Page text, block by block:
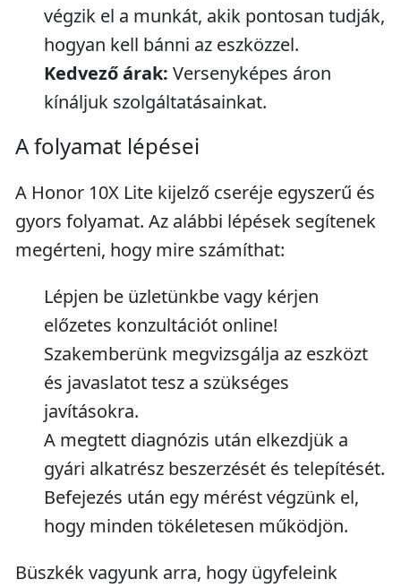
végzik el a munkát, akik pontosan tudják,
hogyan kell bánni az eszközzel.
Kedvező árak: Versenyképes áron
kínáljuk szolgáltatásainkat.
A folyamat lépései
A Honor 10X Lite kijelző cseréje egyszerű és
gyors folyamat. Az alábbi lépések segítenek
megérteni, hogy mire számíthat:
Lépjen be üzletünkbe vagy kérjen
előzetes konzultációt online!
Szakemberünk megvizsgálja az eszközt
és javaslatot tesz a szükséges
javításokra.
A megtett diagnózis után elkezdjük a
gyári alkatrész beszerzését és telepítését.
Befejezés után egy mérést végzünk el,
hogy minden tökéletesen működjön.
Büszkék vagyunk arra, hogy ügyfeleink